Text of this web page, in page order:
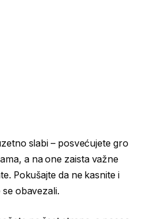
slabi – posvećujete gro
a na one zaista važne
Pokušajte da ne kasnite i
obavezali.